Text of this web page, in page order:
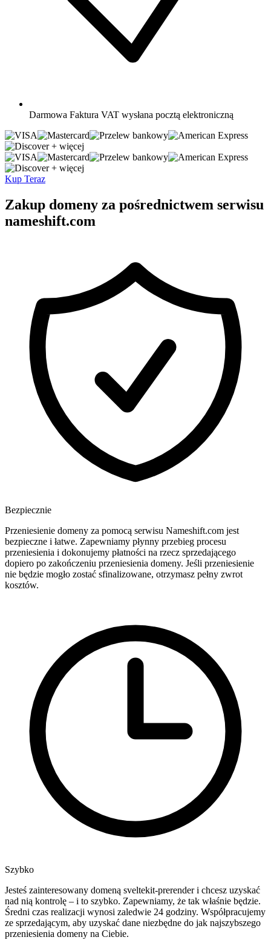
Darmowa Faktura VAT wysłana pocztą elektroniczną
+ więcej
+ więcej
Kup Teraz
Zakup domeny za pośrednictwem serwisu
nameshift.com
Bezpiecznie
Przeniesienie domeny za pomocą serwisu Nameshift.com jest
bezpieczne i łatwe. Zapewniamy płynny przebieg procesu
przeniesienia i dokonujemy płatności na rzecz sprzedającego
dopiero po zakończeniu przeniesienia domeny. Jeśli przeniesienie
nie będzie mogło zostać sfinalizowane, otrzymasz pełny zwrot
kosztów.
Szybko
Jesteś zainteresowany domeną sveltekit-prerender i chcesz uzyskać
nad nią kontrolę – i to szybko. Zapewniamy, że tak właśnie będzie.
Średni czas realizacji wynosi zaledwie 24 godziny. Współpracujemy
ze sprzedającym, aby uzyskać dane niezbędne do jak najszybszego
przeniesienia domeny na Ciebie.